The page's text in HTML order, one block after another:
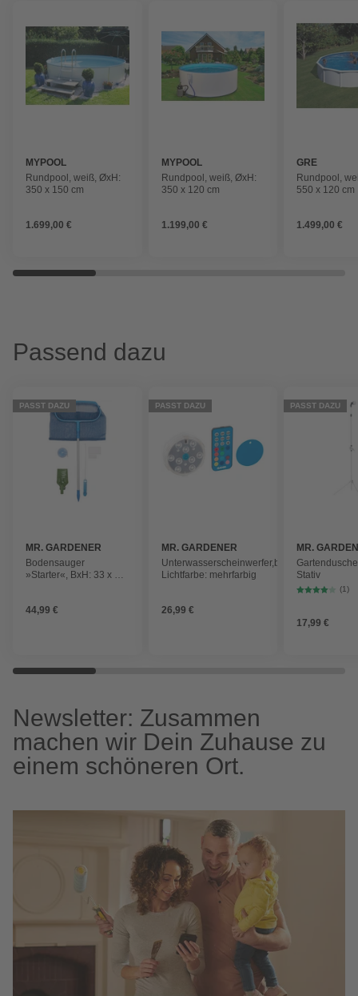
MYPOOL
Rundpool, weiß, ØxH:
350 x 150 cm
1.699,00 €
MYPOOL
Rundpool, weiß, ØxH:
350 x 120 cm
1.199,00 €
GRE
Rundpool,
550 x 120 cm
1.499,00 €
Passend dazu
PASST DAZU
MR. GARDENER
Bodensauger
»Starter«, BxH: 33 x 39
44,99 €
PASST DAZU
MR. GARDENER
Unterwasserscheinwerfer,batteriebetrieben,
Lichtfarbe: mehrfarbig
26,99 €
PASST DAZU
MR.
Stativ
(1)
17,99 €
Newsletter: Zusammen
machen wir Dein Zuhause zu
einem schöneren Ort.